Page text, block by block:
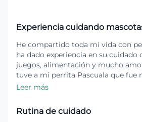
Experiencia cuidando
He compartido toda mi vida con
ha dado experiencia en su cuidado
juegos, alimentación y mucho
tuve a mi perrita Pascuala que fue
inseparable, y también he cuidado
entregarles atención constante,
para que se sientan tranquilos y
Leer más
Rutina de cuidado